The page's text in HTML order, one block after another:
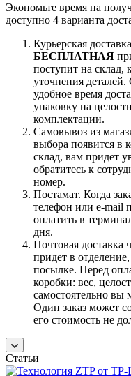
Экономьте время на
доступно 4 варианта
Курьерская
БЕСПЛАТНАЯ
поступит на склад,
уточнения
удобное время
упаковку на
комплектации.
Самовывоз из
выбора появится в
склад, вам придет
обратитесь к
номер.
Постамат. Когда
телефон или e-mail
оплатить в
дня.
Почтовая доставка
придет в
посылке. Перед
коробки: вес,
самостоятельно вы
Один заказ может
его стоимость не
Статьи